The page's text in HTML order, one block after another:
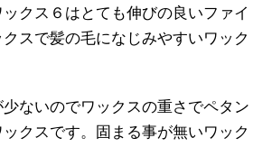
クス６はとても伸びの良いファイ
スで髪の毛になじみやすいワック
ないのでワックスの重さでペタン
クスです。固まる事が無いワック